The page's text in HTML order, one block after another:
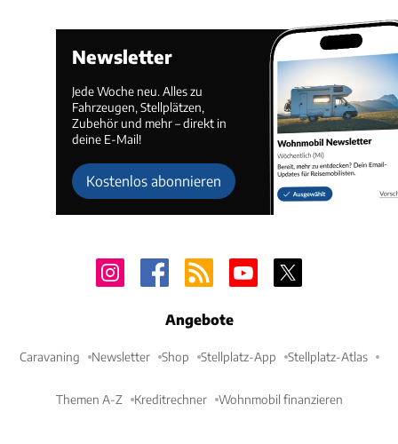
Newsletter
Jede Woche neu. Alles zu
Fahrzeugen, Stellplätzen,
Zubehör und mehr – direkt in
deine E-Mail!
Kostenlos abonnieren
Angebote
Caravaning Newsletter Shop Stellplatz-App Stellplatz-Atlas
Themen A-Z Kreditrechner Wohnmobil finanzieren